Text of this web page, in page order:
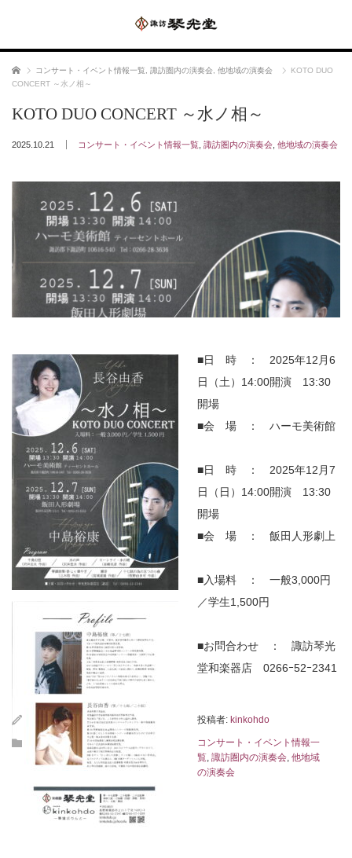
ホーム コンサート・イベント情報一覧 諏訪圏内の演奏会 他地域の演奏会
KOTO DUO
CONCERT ～水ノ相～
KOTO DUO CONCERT ～水ノ相～
2025.10.21 コンサート・イベント情報一覧 諏訪圏内の演奏会 他地域の演奏会
■日 時 ： 2025年12月6
日（土）14:00開演 13:30
開場
■会 場 ： ハーモ美術館
■日 時 ： 2025年12月7
日（日）14:00開演 13:30
開場
■会 場 ： 飯田人形劇上
■入場料 ： 一般3,000円
／学生1,500円
■お問合わせ ： 諏訪琴光
堂和楽器店 0266ｰ52ｰ2341
投稿者: kinkohdo
コンサート・イベント情報一
覧, 諏訪圏内の演奏会, 他地域
の演奏会